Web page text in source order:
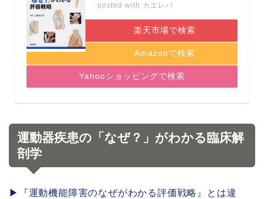
posted with カエレバ
楽天市場で検索
Amazonで検索
Yahooショッピングで検索
運動器疾患の「なぜ？」 がわかる臨床解
剖学
▶︎『運動機能障害のなぜがわかる評価戦略』とは違